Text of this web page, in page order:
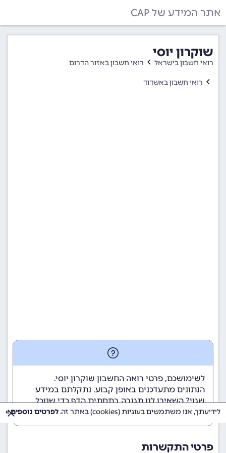
אתר המידע של CAP
שוקרון יוסי
רואי חשבון בישראל רואי חשבון באזור הדרום
רואי חשבון באשדוד
לשימושכם, פרטי רואה החשבון שוקרון יוסי.
הנתונים מתעדכנים באופן קבוע. נתקלתם במידע
שגוי? השאירו לנו תגובה בתחתית הדף כדי שנוכל
לטפל בבעיה בהקדם.
פרטי התקשרות
לידיעתך, אנו משתמשים בעוגיות (cookies) באתר זה. לפרטים נוספים »